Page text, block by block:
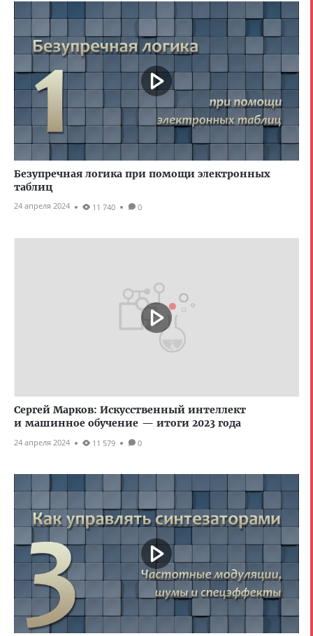
Безупречная логика при помощи электронных
таблиц
24 апреля 2024 11 740 0
Сергей Марков: Искусственный интеллект
и машинное обучение — итоги 2023 года
24 апреля 2024 11 579 0